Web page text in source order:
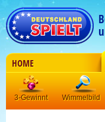
HOME
3-Gewinnt Wimmelbild